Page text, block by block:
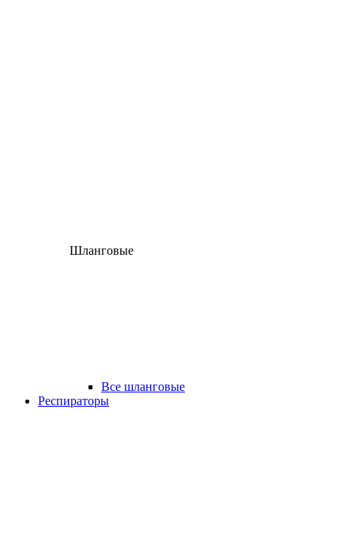
Шланговые
Все шланговые
Респираторы